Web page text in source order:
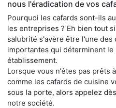
nous l'éradication de vos
Pourquoi les cafards sont-ils
les entreprises ? Eh bien tout
salubrité s'avère être l'une des
importantes qui déterminent le
établissement.
Lorsque vous n'êtes pas prêts
comme les cafards de cuisine
sous la porte, alors appelez
notre société.